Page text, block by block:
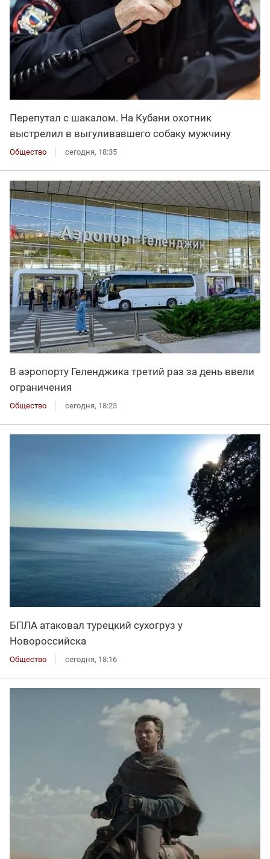
Перепутал с шакалом. На Кубани охотник
выстрелил в выгуливавшего собаку мужчину
Общество сегодня, 18:35
В аэропорту Геленджика третий раз за день ввели
ограничения
Общество сегодня, 18:23
БПЛА атаковал турецкий сухогруз у
Новороссийска
Общество сегодня, 18:16